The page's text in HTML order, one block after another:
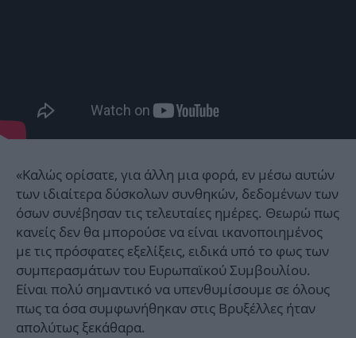
«Καλώς ορίσατε, για άλλη μια φορά, εν μέσω αυτών
των ιδιαίτερα δύσκολων συνθηκών, δεδομένων των
όσων συνέβησαν τις τελευταίες ημέρες. Θεωρώ πως
κανείς δεν θα μπορούσε να είναι ικανοποιημένος
με τις πρόσφατες εξελίξεις, ειδικά υπό το φως των
συμπερασμάτων του Ευρωπαϊκού Συμβουλίου.
Είναι πολύ σημαντικό να υπενθυμίσουμε σε όλους
πως τα όσα συμφωνήθηκαν στις Βρυξέλλες ήταν
απολύτως ξεκάθαρα.